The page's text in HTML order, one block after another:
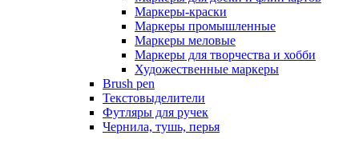
Маркеры-краски
Маркеры промышленные
Маркеры меловые
Маркеры для творчества и хобби
Художественные маркеры
Brush pen
Текстовыделители
Футляры для ручек
Чернила, тушь, перья